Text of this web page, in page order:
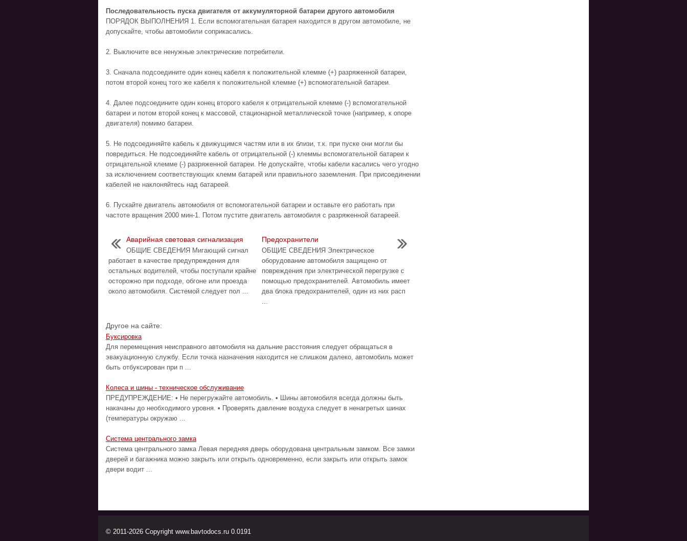
Последовательность пуска двигателя от аккумуляторной батареи другого автомобиля
ПОРЯДОК ВЫПОЛНЕНИЯ 1. Если вспомогательная батарея находится в другом автомобиле, не
допускайте, чтобы автомобили соприкасались.
2. Выключите все ненужные электрические потребители.
3. Сначала подсоедините один конец кабеля к положительной клемме (+) разряженной батареи,
потом второй конец того же кабеля к положительной клемме (+) вспомогательной батареи.
4. Далее подсоедините один конец второго кабеля к отрицательной клемме (-) вспомогательной
батареи и потом второй конец к массовой, стационарной металлической точке (например, к опоре
двигателя) помимо батареи.
5. Не подсоединяйте кабель к движущимся частям или в их близи, т.к. при пуске они могли бы
повредиться. Не подсоединяйте кабель от отрицательной (-) клеммы вспомогательной батареи к
отрицательной клемме (-) разряженной батареи. Не допускайте, чтобы кабели касались чего угодно
за исключением соответствующих клемм батарей или правильного заземления. При присоединении
кабелей не наклоняйтесь над батареей.
6. Пускайте двигатель автомобиля от вспомогательной батареи и оставьте его работать при
частоте вращения 2000 мин-1. Потом пустите двигатель автомобиля с разряженной батареей.
Аварийная световая сигнализация
ОБЩИЕ СВЕДЕНИЯ Мигающий сигнал
работает в качестве предупреждения для
остальных водителей, чтобы поступали крайне
осторожно при подходе, обгоне или проезда
около автомобиля. Системой следует пол ...
Предохранители
ОБЩИЕ СВЕДЕНИЯ Электрическое
оборудование автомобиля защищено от
повреждения при электрической перегрузке с
помощью предохранителей. Автомобиль имеет
два блока предохранителей, один из них расп
...
Другое на сайте:
Буксировка
Для перемещения неисправного автомобиля на дальние расстояния следует обращаться в
эвакуационную службу. Если точка назначения находится не слишком далеко, автомобиль может
быть отбуксирован при п ...
Колеса и шины - техническое обслуживание
ПРЕДУПРЕЖДЕНИЕ: • Не перегружайте автомобиль. • Шины автомобиля всегда должны быть
накачаны до необходимого уровня. • Проверять давление воздуха следует в ненагретых шинах
(температуры окружаю ...
Система центрального замка
Система центрального замка Левая передняя дверь оборудована центральным замком. Все замки
дверей и багажника можно закрыть или открыть одновременно, если закрыть или открыть замок
двери водит ...
© 2011-2026 Copyright www.bavtodocs.ru 0.0191